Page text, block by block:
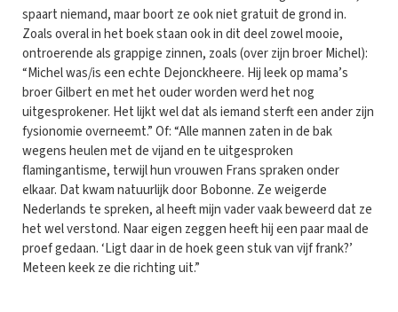
spaart niemand, maar boort ze ook niet gratuit de grond in.
Zoals overal in het boek staan ook in dit deel zowel mooie,
ontroerende als grappige zinnen, zoals (over zijn broer Michel):
“Michel was/is een echte Dejonckheere. Hij leek op mama’s
broer Gilbert en met het ouder worden werd het nog
uitgesprokener. Het lijkt wel dat als iemand sterft een ander zijn
fysionomie overneemt.” Of: “Alle mannen zaten in de bak
wegens heulen met de vijand en te uitgesproken
flamingantisme, terwijl hun vrouwen Frans spraken onder
elkaar. Dat kwam natuurlijk door Bobonne. Ze weigerde
Nederlands te spreken, al heeft mijn vader vaak beweerd dat ze
het wel verstond. Naar eigen zeggen heeft hij een paar maal de
proef gedaan. ‘Ligt daar in de hoek geen stuk van vijf frank?’
Meteen keek ze die richting uit.”